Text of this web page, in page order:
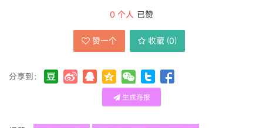
律环境。从地理上看，香港位于亚太地区的中心位
置，是连接中国内地与海外市场的重要桥梁。这种
要登陆点，多条国际光缆在此交汇，为香港提供了
巨大的国际带宽容量。据统计，香港的国际带宽容
0 个人 已赞
赞一个 收藏 (0)
分享到：
生成海报